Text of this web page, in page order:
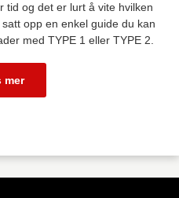
tid og det er lurt å vite hvilken
opp en enkel guide du kan
med TYPE 1 eller TYPE 2.
mer